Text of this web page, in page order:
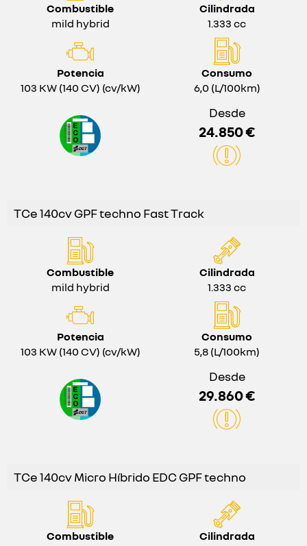
Combustible
mild hybrid
Cilindrada
1.333 cc
Potencia
103 KW (140 CV) (cv/kW)
Consumo
6,0 (L/100km)
Desde
24.850 €
TCe 140cv GPF techno Fast Track
Combustible
mild hybrid
Cilindrada
1.333 cc
Potencia
103 KW (140 CV) (cv/kW)
Consumo
5,8 (L/100km)
Desde
29.860 €
TCe 140cv Micro Híbrido EDC GPF techno
Combustible
Cilindrada